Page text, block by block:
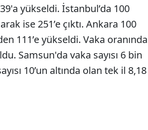
yükseldi. İstanbul’da 100
ise 251’e çıktı. Ankara 100
111’e yükseldi. Vaka oranında
Samsun'da vaka sayısı 6 bin
10’un altında olan tek il 8,18